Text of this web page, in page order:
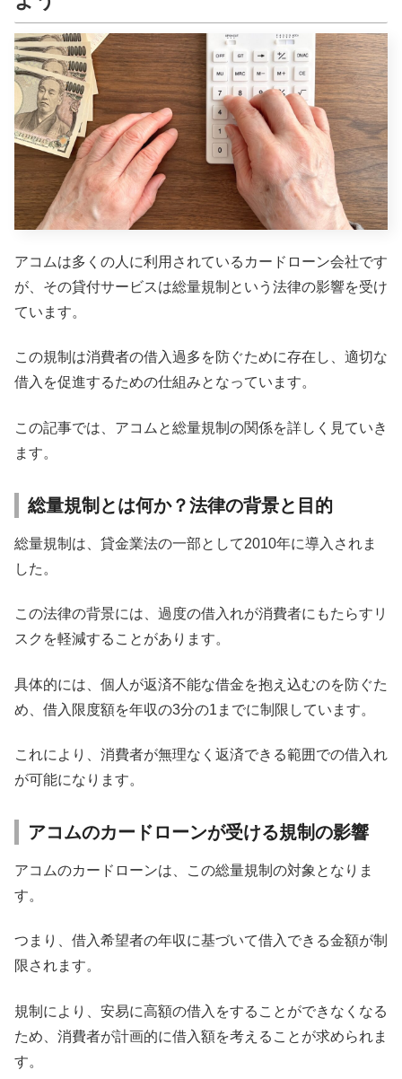
アコムは多くの人に利用されているカードローン会社です
が、その貸付サービスは総量規制という法律の影響を受け
ています。
この規制は消費者の借入過多を防ぐために存在し、適切な
借入を促進するための仕組みとなっています。
この記事では、アコムと総量規制の関係を詳しく見ていき
ます。
総量規制とは何か？法律の背景と目的
総量規制は、貸金業法の一部として2010年に導入されま
した。
この法律の背景には、過度の借入れが消費者にもたらすリ
スクを軽減することがあります。
具体的には、個人が返済不能な借金を抱え込むのを防ぐた
め、借入限度額を年収の3分の1までに制限しています。
これにより、消費者が無理なく返済できる範囲での借入れ
が可能になります。
アコムのカードローンが受ける規制の影響
アコムのカードローンは、この総量規制の対象となりま
す。
つまり、借入希望者の年収に基づいて借入できる金額が制
限されます。
規制により、安易に高額の借入をすることができなくなる
ため、消費者が計画的に借入額を考えることが求められま
す。